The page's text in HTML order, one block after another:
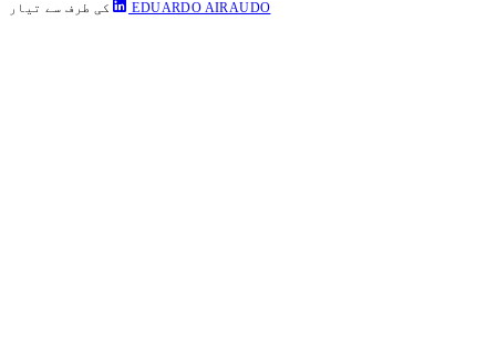
کی طرف سے تیار EDUARDO AIRAUDO